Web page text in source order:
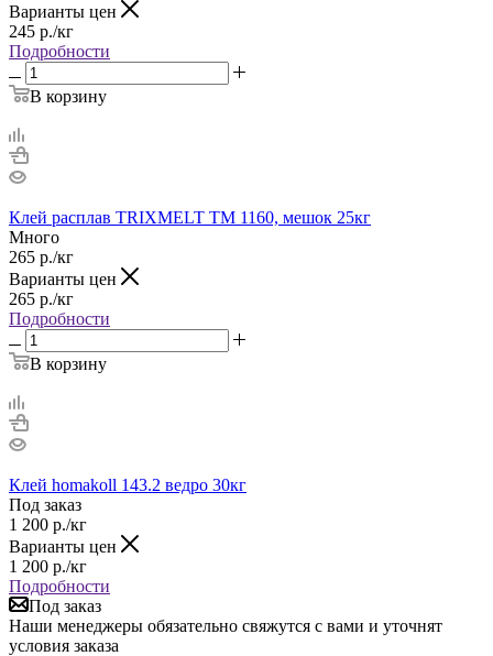
Варианты цен
245 р./кг
Подробности
В корзину
Клей расплав TRIXMELT TM 1160, мешок 25кг
Много
265 р./кг
Варианты цен
265 р./кг
Подробности
В корзину
Клей homakoll 143.2 ведро 30кг
Под заказ
1 200 р./кг
Варианты цен
1 200 р./кг
Подробности
Под заказ
Наши менеджеры обязательно свяжутся с вами и уточнят
условия заказа